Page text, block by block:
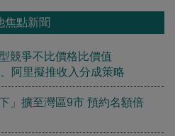
焦點新聞
競爭不比價格比價值
阿里擬推收入分成策略
」擴至灣區9市 預約名額倍